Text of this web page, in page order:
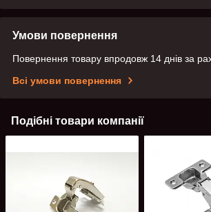
Умови повернення
Повернення товару впродовж 14 днів за
Всі умови повернення
Подібні товари компанії